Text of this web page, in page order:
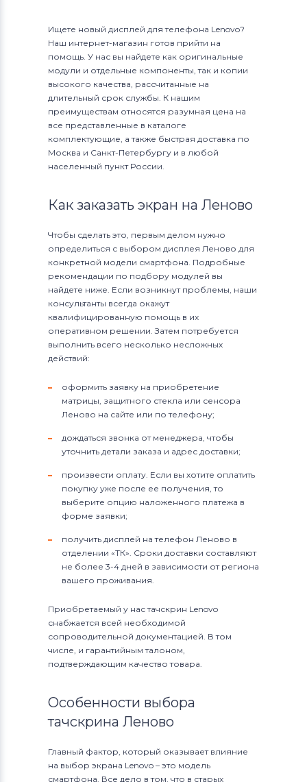
Ищете новый дисплей для телефона Lenovo?
Наш интернет-магазин готов прийти на
помощь. У нас вы найдете как оригинальные
модули и отдельные компоненты, так и копии
высокого качества, рассчитанные на
длительный срок службы. К нашим
преимуществам относятся разумная цена на
все представленные в каталоге
комплектующие, а также быстрая доставка по
Москва и Санкт-Петербургу и в любой
населенный пункт России.
Как заказать экран на Леново
Чтобы сделать это, первым делом нужно
определиться с выбором дисплея Леново для
конкретной модели смартфона. Подробные
рекомендации по подбору модулей вы
найдете ниже. Если возникнут проблемы, наши
консультанты всегда окажут
квалифицированную помощь в их
оперативном решении. Затем потребуется
выполнить всего несколько несложных
действий:
оформить заявку на приобретение
матрицы, защитного стекла или сенсора
Леново на сайте или по телефону;
дождаться звонка от менеджера, чтобы
уточнить детали заказа и адрес доставки;
произвести оплату. Если вы хотите оплатить
покупку уже после ее получения, то
выберите опцию наложенного платежа в
форме заявки;
получить дисплей на телефон Леново в
отделении «ТК». Сроки доставки составляют
не более 3-4 дней в зависимости от региона
вашего проживания.
Приобретаемый у нас тачскрин Lenovo
снабжается всей необходимой
сопроводительной документацией. В том
числе, и гарантийным талоном,
подтверждающим качество товара.
Особенности выбора
тачскрина Леново
Главный фактор, который оказывает влияние
на выбор экрана Lenovo – это модель
смартфона. Все дело в том, что в старых